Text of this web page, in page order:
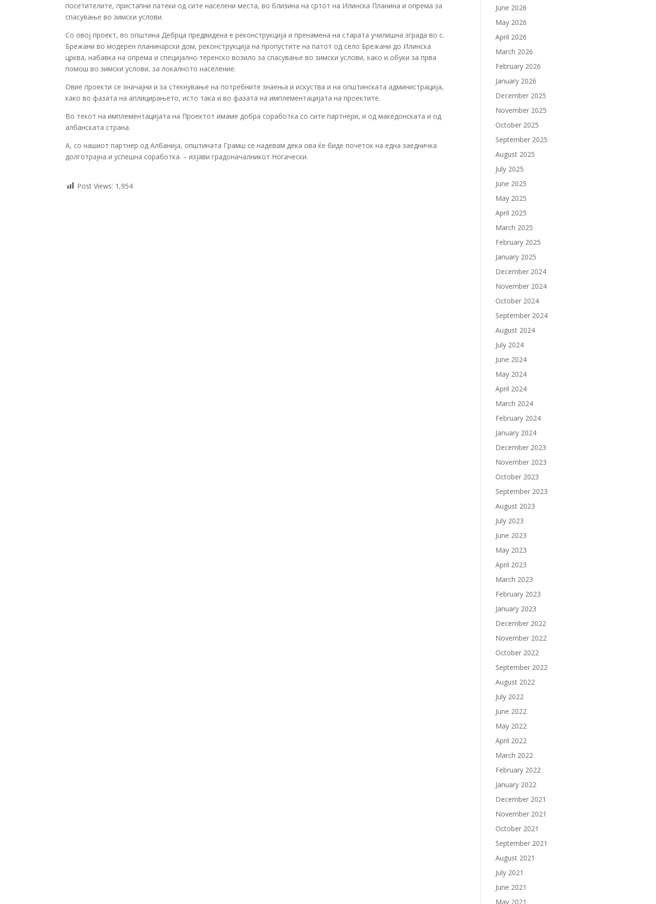
посетителите, пристапни патеки од сите населени места, во близина на сртот на Илинска Планина и опрема за
спасување во зимски услови.
Со овој проект, во општина Дебрца предвидена е реконструкција и пренамена на старата училишна зграда во с.
Брежани во модерен планинарски дом, реконструкција на пропустите на патот од село Брежани до Илинска
црква, набавка на опрема и специјално теренско возило за спасување во зимски услови, како и обуки за прва
помош во зимски услови, за локалното население.
Овие проекти се значајни и за стекнување на потребните знаења и искуства и на општинската администрација,
како во фазата на аплицирањето, исто така и во фазата на имплементацијата на проектите.
Во текот на имплементацијата на Проектот имаме добра соработка со сите партнери, и од македонската и од
албанската страна.
А, со нашиот партнер од Албанија, општината Грамш се надевам дека ова ќе биде почеток на една заедничка
долготрајна и успешна соработка. – изјави градоначалникот Ногачески.
Post Views: 1,954
June 2026
May 2026
April 2026
March 2026
February 2026
January 2026
December 2025
November 2025
October 2025
September 2025
August 2025
July 2025
June 2025
May 2025
April 2025
March 2025
February 2025
January 2025
December 2024
November 2024
October 2024
September 2024
August 2024
July 2024
June 2024
May 2024
April 2024
March 2024
February 2024
January 2024
December 2023
November 2023
October 2023
September 2023
August 2023
July 2023
June 2023
May 2023
April 2023
March 2023
February 2023
January 2023
December 2022
November 2022
October 2022
September 2022
August 2022
July 2022
June 2022
May 2022
April 2022
March 2022
February 2022
January 2022
December 2021
November 2021
October 2021
September 2021
August 2021
July 2021
June 2021
May 2021